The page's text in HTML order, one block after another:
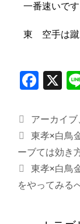
一番速いです
東 空手は蹴
F
c
e
b
o
o
X
アーカイブ
東孝×白鳥
ーブては効き
東孝×白鳥
をやってみる